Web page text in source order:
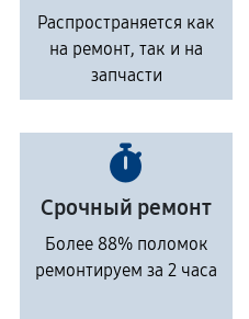
Распространяется как
на ремонт, так и на
запчасти
Срочный ремонт
Более 88% поломок
ремонтируем за 2 часа